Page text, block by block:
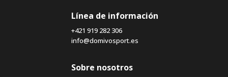
Línea de información
+421 919 282 306
info@domivosport.es
Sobre nosotros